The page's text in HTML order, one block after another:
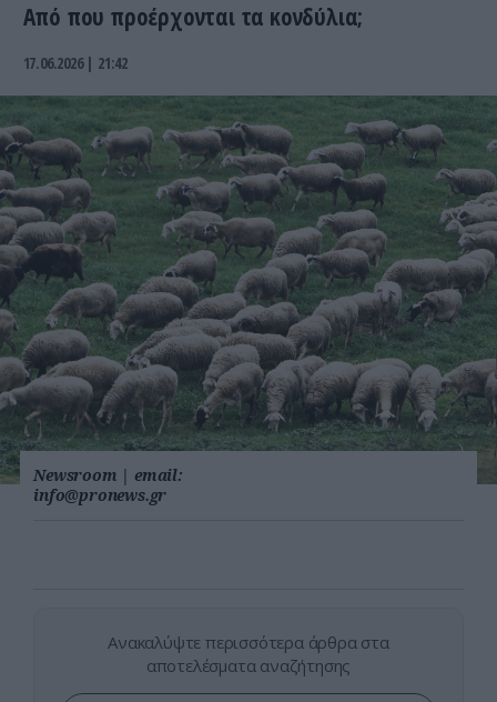
Από που προέρχονται τα κονδύλια;
17.06.2026 | 21:42
Newsroom | email:
info@pronews.gr
Ανακαλύψτε περισσότερα άρθρα στα
αποτελέσματα αναζήτησης